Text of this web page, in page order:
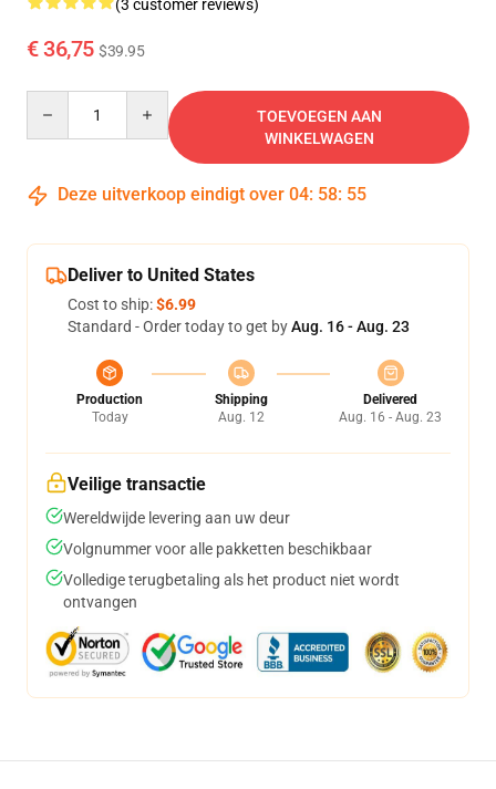
(3 customer reviews)
€ 36,75 $39.95
TOEVOEGEN AAN
WINKELWAGEN
Deze uitverkoop eindigt over 04: 58: 54
Deliver to United States
Cost to ship:$6.99
Standard - Order today to get byAug. 16 - Aug. 23
Production
Today
Shipping
Aug. 12
Delivered
Aug. 16 - Aug. 23
Veilige transactie
Wereldwijde levering aan uw deur
Volgnummer voor alle pakketten beschikbaar
Volledige terugbetaling als het product niet wordt
ontvangen